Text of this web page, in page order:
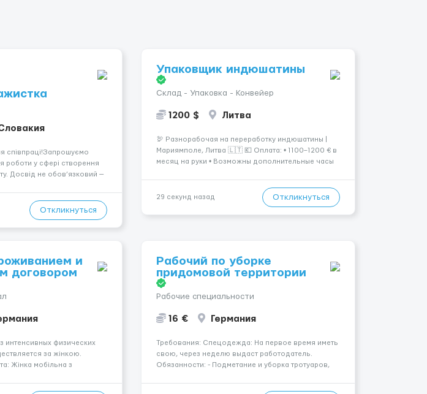
співпраці!Запрошуємо
роботи у сфері створення
Досвід не обов’язковий —
підтримку.
поважаємо особ...
Откликнуться
Упаковщик индюшатины
Склад - Упаковка - Конвейер
1200 $ Литва
🦃 Разнорабочая на переработку индюшатины |
Мариямполе, Литва 🇱🇹 💶 Оплата: • 1100–1200 € в
месяц на руки • Возможны дополнительные часы
(иногда с 07:00...
29 секунд назад Откликнуться
и
договором
интенсивных физических
за жінкою.
Жінка мобільна з
Рабочий по уборке
придомовой территории
Рабочие специальности
16 € Германия
Требования: Спецодежда: На первое время иметь
свою, через неделю выдаст работодатель.
Обязанности: - Подметание и уборка тротуаров,